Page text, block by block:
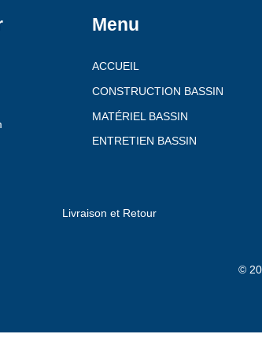
Menu
ACCUEIL
CONSTRUCTION BASSIN
MATÉRIEL BASSIN
ENTRETIEN BASSIN
Livraison et Retour
©